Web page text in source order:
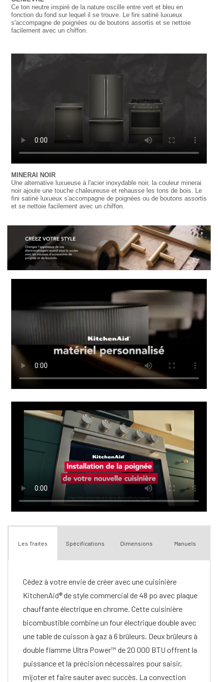
Les Traites Spécifications Dimensions Manuels
Cédez à votre envie de créer avec une cuisinière
KitchenAid® de style commercial de 48 po avec plaque
chauffante électrique en chrome. Cette cuisinière
bicombustible combine un four électrique double avec
une table de cuisson à gaz à 6 brûleurs. Deux brûleurs à
double flamme Ultra Power™ de 20 000 BTU offrent la
puissance et la précision nécessaires pour saisir,
mijoter et faire sauter avec succès. La convection